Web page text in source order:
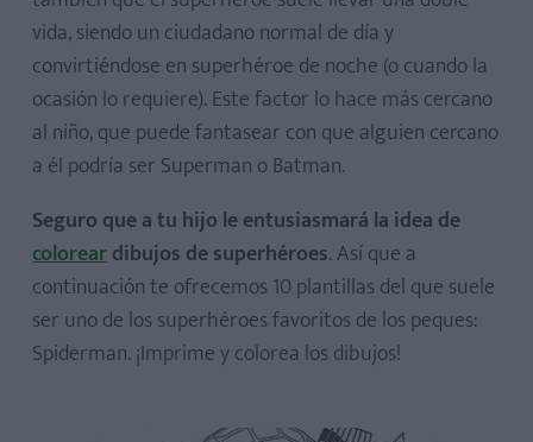
vida, siendo un ciudadano normal de día y
convirtiéndose en superhéroe de noche (o cuando la
ocasión lo requiere). Este factor lo hace más cercano
al niño, que puede fantasear con que alguien cercano
a él podría ser Superman o Batman.
Seguro que a tu hijo le entusiasmará la idea de
coloreardibujos de superhéroes. Así que a
continuación te ofrecemos 10 plantillas del que suele
ser uno de los superhéroes favoritos de los peques:
Spiderman. ¡Imprime y colorea los dibujos!